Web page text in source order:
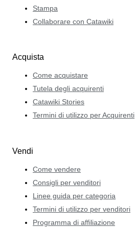
Stampa
Collaborare con Catawiki
Acquista
Come acquistare
Tutela degli acquirenti
Catawiki Stories
Termini di utilizzo per Acquirenti
Vendi
Come vendere
Consigli per venditori
Linee guida per categoria
Termini di utilizzo per venditori
Programma di affiliazione